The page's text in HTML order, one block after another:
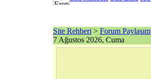
Site Rehberi > Forum Paylaşım
7 Ağustos 2026, Cuma